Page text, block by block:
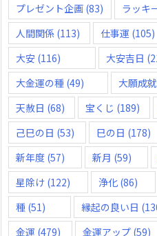
プレゼント企画 (83) ラッキ
人間関係 (113) 仕事運 (105)
大安 (116) 大安吉日
大金運の種 (49) 大願成
天赦日 (68) 宝くじ (189)
己巳の日 (53) 巳の日 (178)
新年度 (57) 新月 (59)
星除け (122) 浄化 (86)
種 (51) 縁起の良い日
金運 (479) 金運アップ (59)